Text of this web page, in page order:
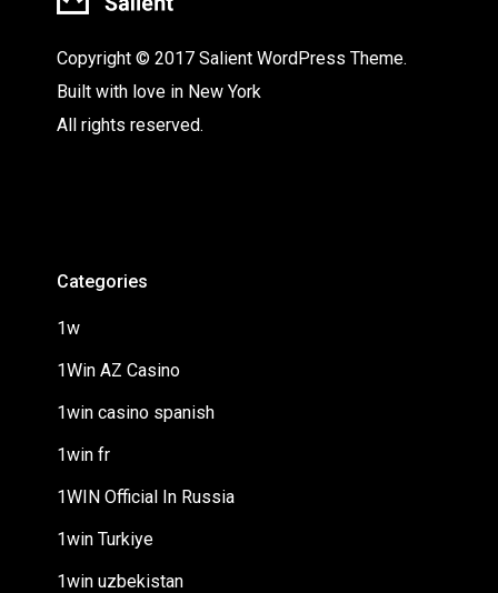
Copyright © 2017 Salient WordPress Theme.
Built with love in New York
All rights reserved.
Categories
1w
1Win AZ Casino
1win casino spanish
1win fr
1WIN Official In Russia
1win Turkiye
1win uzbekistan